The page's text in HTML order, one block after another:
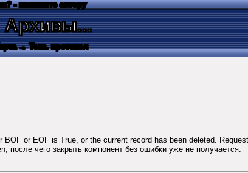
- напишите автору
→ Текс. протокол
or EOF is True, or the current record has been deleted.
после чего закрыть компонент без ошибки уже не получается.